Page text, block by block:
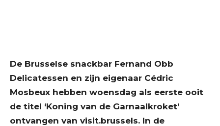
De Brusselse snackbar Fernand Obb
Delicatessen en zijn eigenaar Cédric
Mosbeux hebben woensdag als eerste ooit
de titel ‘Koning van de Garnaalkroket’
ontvangen van visit.brussels. In de